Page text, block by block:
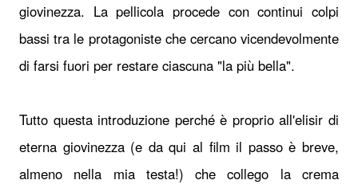
giovinezza. La pellicola procede con continui colpi
bassi tra le protagoniste che cercano vicendevolmente
di farsi fuori per restare ciascuna "la più bella".
Tutto questa introduzione perché è proprio all'elisir di
eterna giovinezza (e da qui al film il passo è breve,
almeno nella mia testa!) che collego la crema